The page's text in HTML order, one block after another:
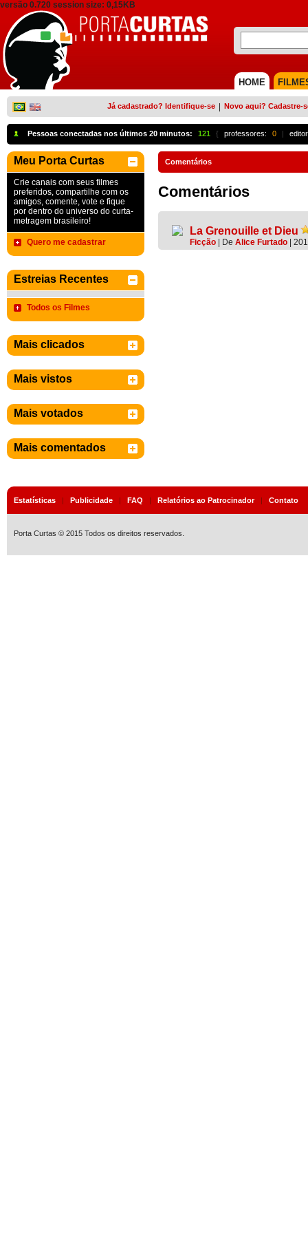
versão 0.720 session size: 0,15KB
HOME
Já cadastrado? Identifique-se Novo aqui? Cadastre-
Pessoas conectadas nos últimos 20 minutos: 121 { professores: 0 |
Meu Porta Curtas
Crie canais com seus filmes
preferidos, compartilhe com os
amigos, comente, vote e fique
por dentro do universo do curta-
metragem brasileiro!
Quero me cadastrar
Estreias Recentes
Todos os Filmes
Mais clicados
Mais vistos
Mais votados
Mais comentados
Comentários
Comentários
La Grenouille et Dieu
Ficção De Alice Furtado |
Estatísticas | Publicidade | FAQ | Relatórios ao Patrocinador| Contato
Porta Curtas © 2015 Todos os direitos reservados.